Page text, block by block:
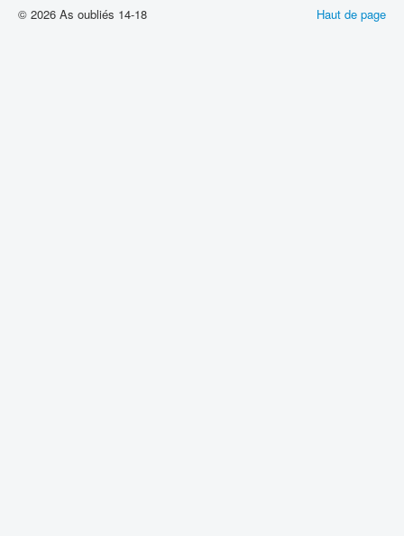
Haut de page
© 2026 As oubliés 14-18